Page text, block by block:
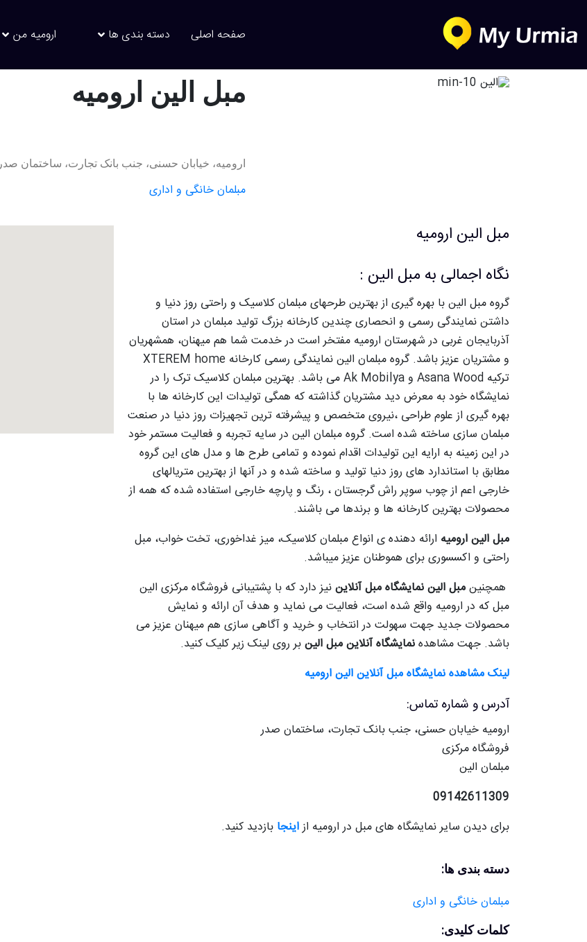
صفحه اصلی دسته بندی ها ارومیه من
مبل الین ارومیه
ارومیه، خیابان حسنی، جنب بانک تجارت، ساختمان صدر
مبلمان خانگی و اداری
مبل الین ارومیه
نگاه اجمالی به مبل الین :
گروه مبل الین با بهره گیری از بهترین طرحهای مبلمان کلاسیک و راحتی روز دنیا و
داشتن نمایندگی رسمی و انحصاری چندین کارخانه بزرگ تولید مبلمان در استان
آذربایجان غربی در شهرستان ارومیه مفتخر است در خدمت شما هم میهنان، همشهریان
و مشتریان عزیز باشد. گروه مبلمان الین نمایندگی رسمی کارخانه XTEREM home
ترکیه Asana Wood و Ak Mobilya می باشد. بهترین مبلمان کلاسیک ترک را در
نمایشگاه خود به معرض دید مشتریان گذاشته که همگی تولیدات این کارخانه ها با
بهره گیری از علوم طراحی ،نیروی متخصص و پیشرفته ترین تجهیزات روز دنیا در صنعت
مبلمان سازی ساخته شده است. گروه مبلمان الین در سایه تجربه و فعالیت مستمر خود
در این زمینه به ارایه این تولیدات اقدام نموده و تمامی طرح ها و مدل های این گروه
مطابق با استاندارد های روز دنیا تولید و ساخته شده و در آنها از بهترین متریالهای
خارجی اعم از چوب سوپر راش گرجستان ، رنگ و پارچه خارجی استفاده شده که همه از
محصولات بهترین کارخانه ها و برندها می باشند.
مبل الین ارومیه ارائه دهنده ی انواع مبلمان کلاسیک، میز غداخوری، تخت خواب، مبل
راحتی و اکسسوری برای هموطنان عزیز میباشد.
همچنینمبل الین نمایشگاه مبل آنلایننیز دارد که با پشتیبانی فروشگاه مرکزی الین
مبل که در ارومیه واقع شده است، فعالیت می نماید و هدف آن ارائه و نمایش
محصولات جدید جهت سهولت در انتخاب و خرید و آگاهی سازی هم میهنان عزیز می
باشد. جهت مشاهدهنمایشگاه آنلاین مبل الینبر روی لینک زیر کلیک کنید.
لینک مشاهده نمایشگاه مبل آنلاین الین ارومیه
آدرس و شماره تماس:
ارومیه خیابان حسنی، جنب بانک تجارت، ساختمان صدر
فروشگاه مرکزی
مبلمان الین
09142611309
برای دیدن سایر نمایشگاه های مبل در ارومیه ازاینجا بازدید کنید.
دسته بندی ها:
مبلمان خانگی و اداری
کلمات کلیدی: